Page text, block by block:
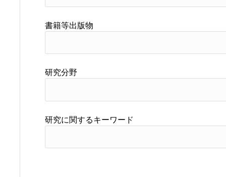
書籍等出版物
研究分野
研究に関するキーワード